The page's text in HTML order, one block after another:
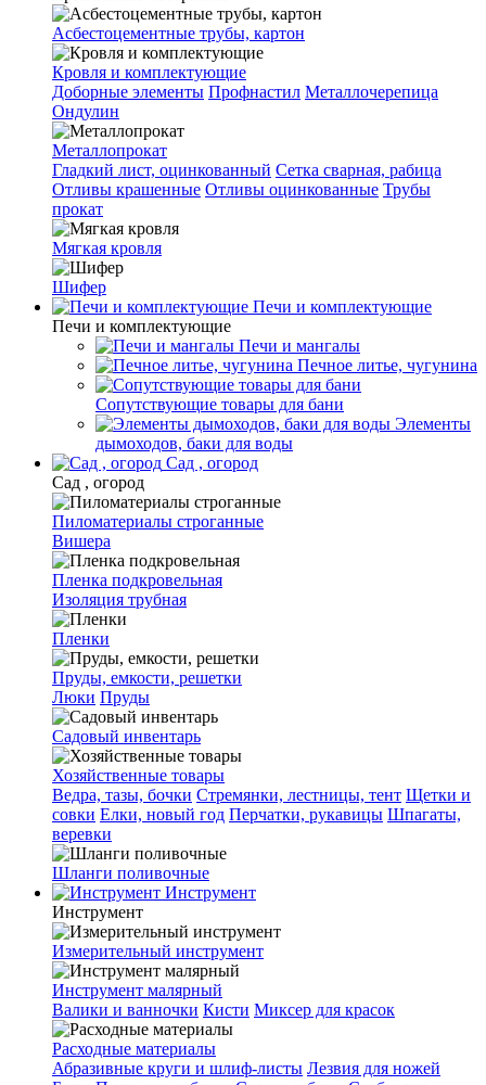
Асбестоцементные трубы, картон
Кровля и комплектующие
Доборные элементы Профнастил Металлочерепица
Ондулин
Металлопрокат
Гладкий лист, оцинкованный Сетка сварная, рабица
Отливы крашенные Отливы оцинкованные Трубы
прокат
Мягкая кровля
Шифер
Печи и комплектующие
Печи и комплектующие
Печи и мангалы
Печное литье, чугунина
Сопутствующие товары для бани
Элементы
дымоходов, баки для воды
Сад , огород
Сад , огород
Пиломатериалы строганные
Вишера
Пленка подкровельная
Изоляция трубная
Пленки
Пруды, емкости, решетки
Люки Пруды
Садовый инвентарь
Хозяйственные товары
Ведра, тазы, бочки Стремянки, лестницы, тент Щетки и
совки Елки, новый год Перчатки, рукавицы Шпагаты,
веревки
Шланги поливочные
Инструмент
Инструмент
Измерительный инструмент
Инструмент малярный
Валики и ванночки Кисти Миксер для красок
Расходные материалы
Абразивные круги и шлиф-листы Лезвия для ножей